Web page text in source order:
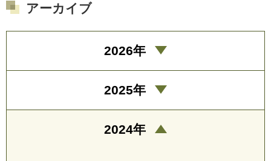
アーカイブ
2026年
2025年
2024年